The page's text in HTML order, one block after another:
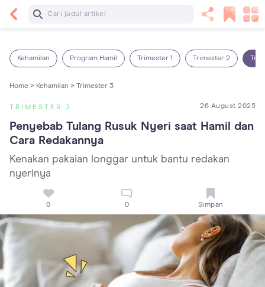
Baca Selanjutnya
Kehamilan Program Hamil Trimester 1 Trimester 2
Home > Kehamilan > Trimester 3
TRIMESTER 3 26 August 2025
Penyebab Tulang Rusuk Nyeri saat Hamil dan
Cara Redakannya
Kenakan pakaian longgar untuk bantu redakan
nyerinya
0 0 Simpan